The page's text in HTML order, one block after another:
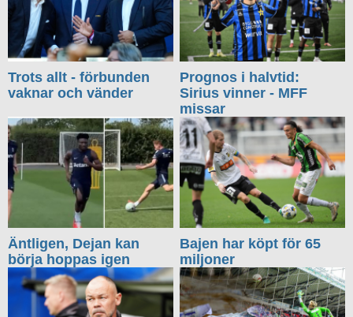
Trots allt - förbunden
vaknar och vänder
Prognos i halvtid:
Sirius vinner - MFF
missar
Äntligen, Dejan kan
börja hoppas igen
Bajen har köpt för 65
miljoner